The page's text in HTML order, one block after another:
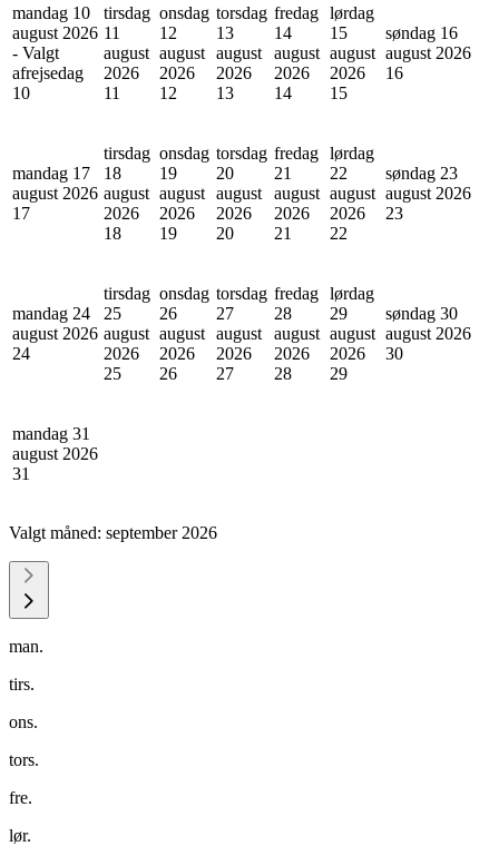
mandag 10
august 2026
- Valgt
afrejsedag
10
tirsdag
11
august
2026
11
onsdag
12
august
2026
12
torsdag
13
august
2026
13
fredag
14
august
2026
14
lørdag
15
august
2026
15
søndag 16
august 2026
16
mandag 17
august 2026
17
tirsdag
18
august
2026
18
onsdag
19
august
2026
19
torsdag
20
august
2026
20
fredag
21
august
2026
21
lørdag
22
august
2026
22
søndag 23
august 2026
23
mandag 24
august 2026
24
tirsdag
25
august
2026
25
onsdag
26
august
2026
26
torsdag
27
august
2026
27
fredag
28
august
2026
28
lørdag
29
august
2026
29
søndag 30
august 2026
30
mandag 31
august 2026
31
Valgt måned: september 2026
man.
tirs.
ons.
tors.
fre.
lør.